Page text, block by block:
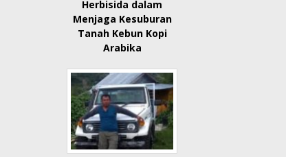
Herbisida dalam
Menjaga Kesuburan
Tanah Kebun Kopi
Arabika